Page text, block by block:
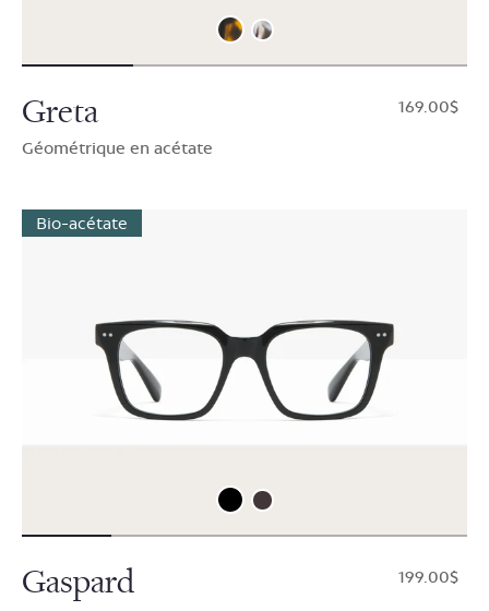
Greta
Géométrique en acétate
$169.00
Bio-acétate
Gaspard $199.00